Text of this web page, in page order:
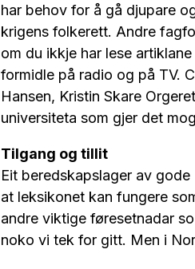
har behov for å gå djupare
krigens folkerett. Andre
om du ikkje har lese
formidle på radio og på TV.
Hansen, Kristin Skare
universiteta som gjer det
Tilgang og tillit
Eit beredskapslager av
at leksikonet kan fungere
andre viktige føresetnadar
noko vi tek for gitt. Men i